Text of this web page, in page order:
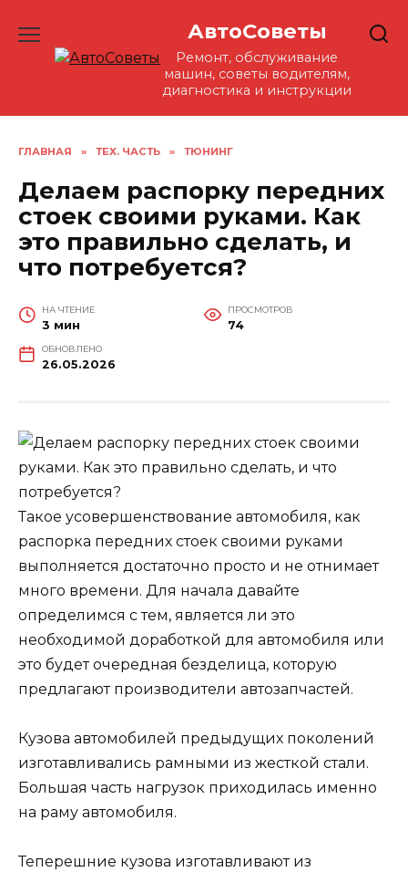
содержанию
АвтоСоветы
Ремонт, обслуживание
машин, советы водителям,
диагностика и инструкции
ГЛАВНАЯ » ТЕХ. ЧАСТЬ » ТЮНИНГ
Делаем распорку передних
стоек своими руками. Как
это правильно сделать, и
что потребуется?
НА ЧТЕНИЕ
3 мин
ПРОСМОТРОВ
74
ОБНОВЛЕНО
26.05.2026
Такое усовершенствование автомобиля, как
распорка передних стоек своими руками
выполняется достаточно просто и не отнимает
много времени. Для начала давайте
определимся с тем, является ли это
необходимой доработкой для автомобиля или
это будет очередная безделица, которую
предлагают производители автозапчастей.
Кузова автомобилей предыдущих поколений
изготавливались рамными из жесткой стали.
Большая часть нагрузок приходилась именно
на раму автомобиля.
Теперешние кузова изготавливают из